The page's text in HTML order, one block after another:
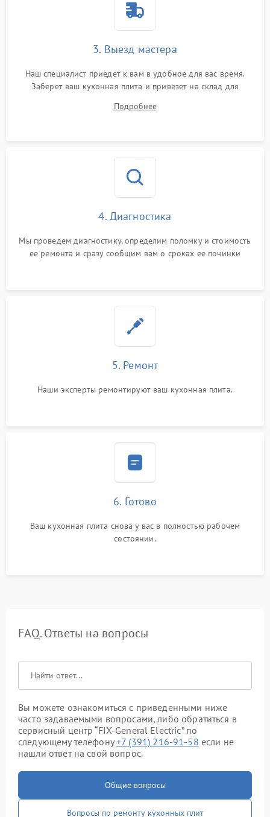
3. Выезд мастера
Наш специалист приедет к вам в удобное для вас время.
Заберет ваш кухонная плита и привезет на склад для
Подробнее
4. Диагностика
Мы проведем диагностику, определим поломку и стоимость
ее ремонта и сразу сообщим вам о сроках ее починки
5. Ремонт
Наши эксперты ремонтируют ваш кухонная плита.
6. Готово
Ваш кухонная плита снова у вас в полностью рабочем
состоянии.
FAQ. Ответы на вопросы
Вы можете ознакомиться с приведенными ниже
часто задаваемыми вопросами, либо обратиться в
сервисный центр “FIX-General Electric” по
следующему телефону+7 (391) 216-91-58 если не
нашли ответ на свой вопрос.
Общие вопросы
Вопросы по ремонту кухонных плит